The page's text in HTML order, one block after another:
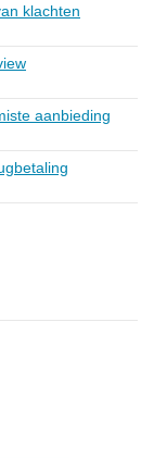
klachten
aanbieding